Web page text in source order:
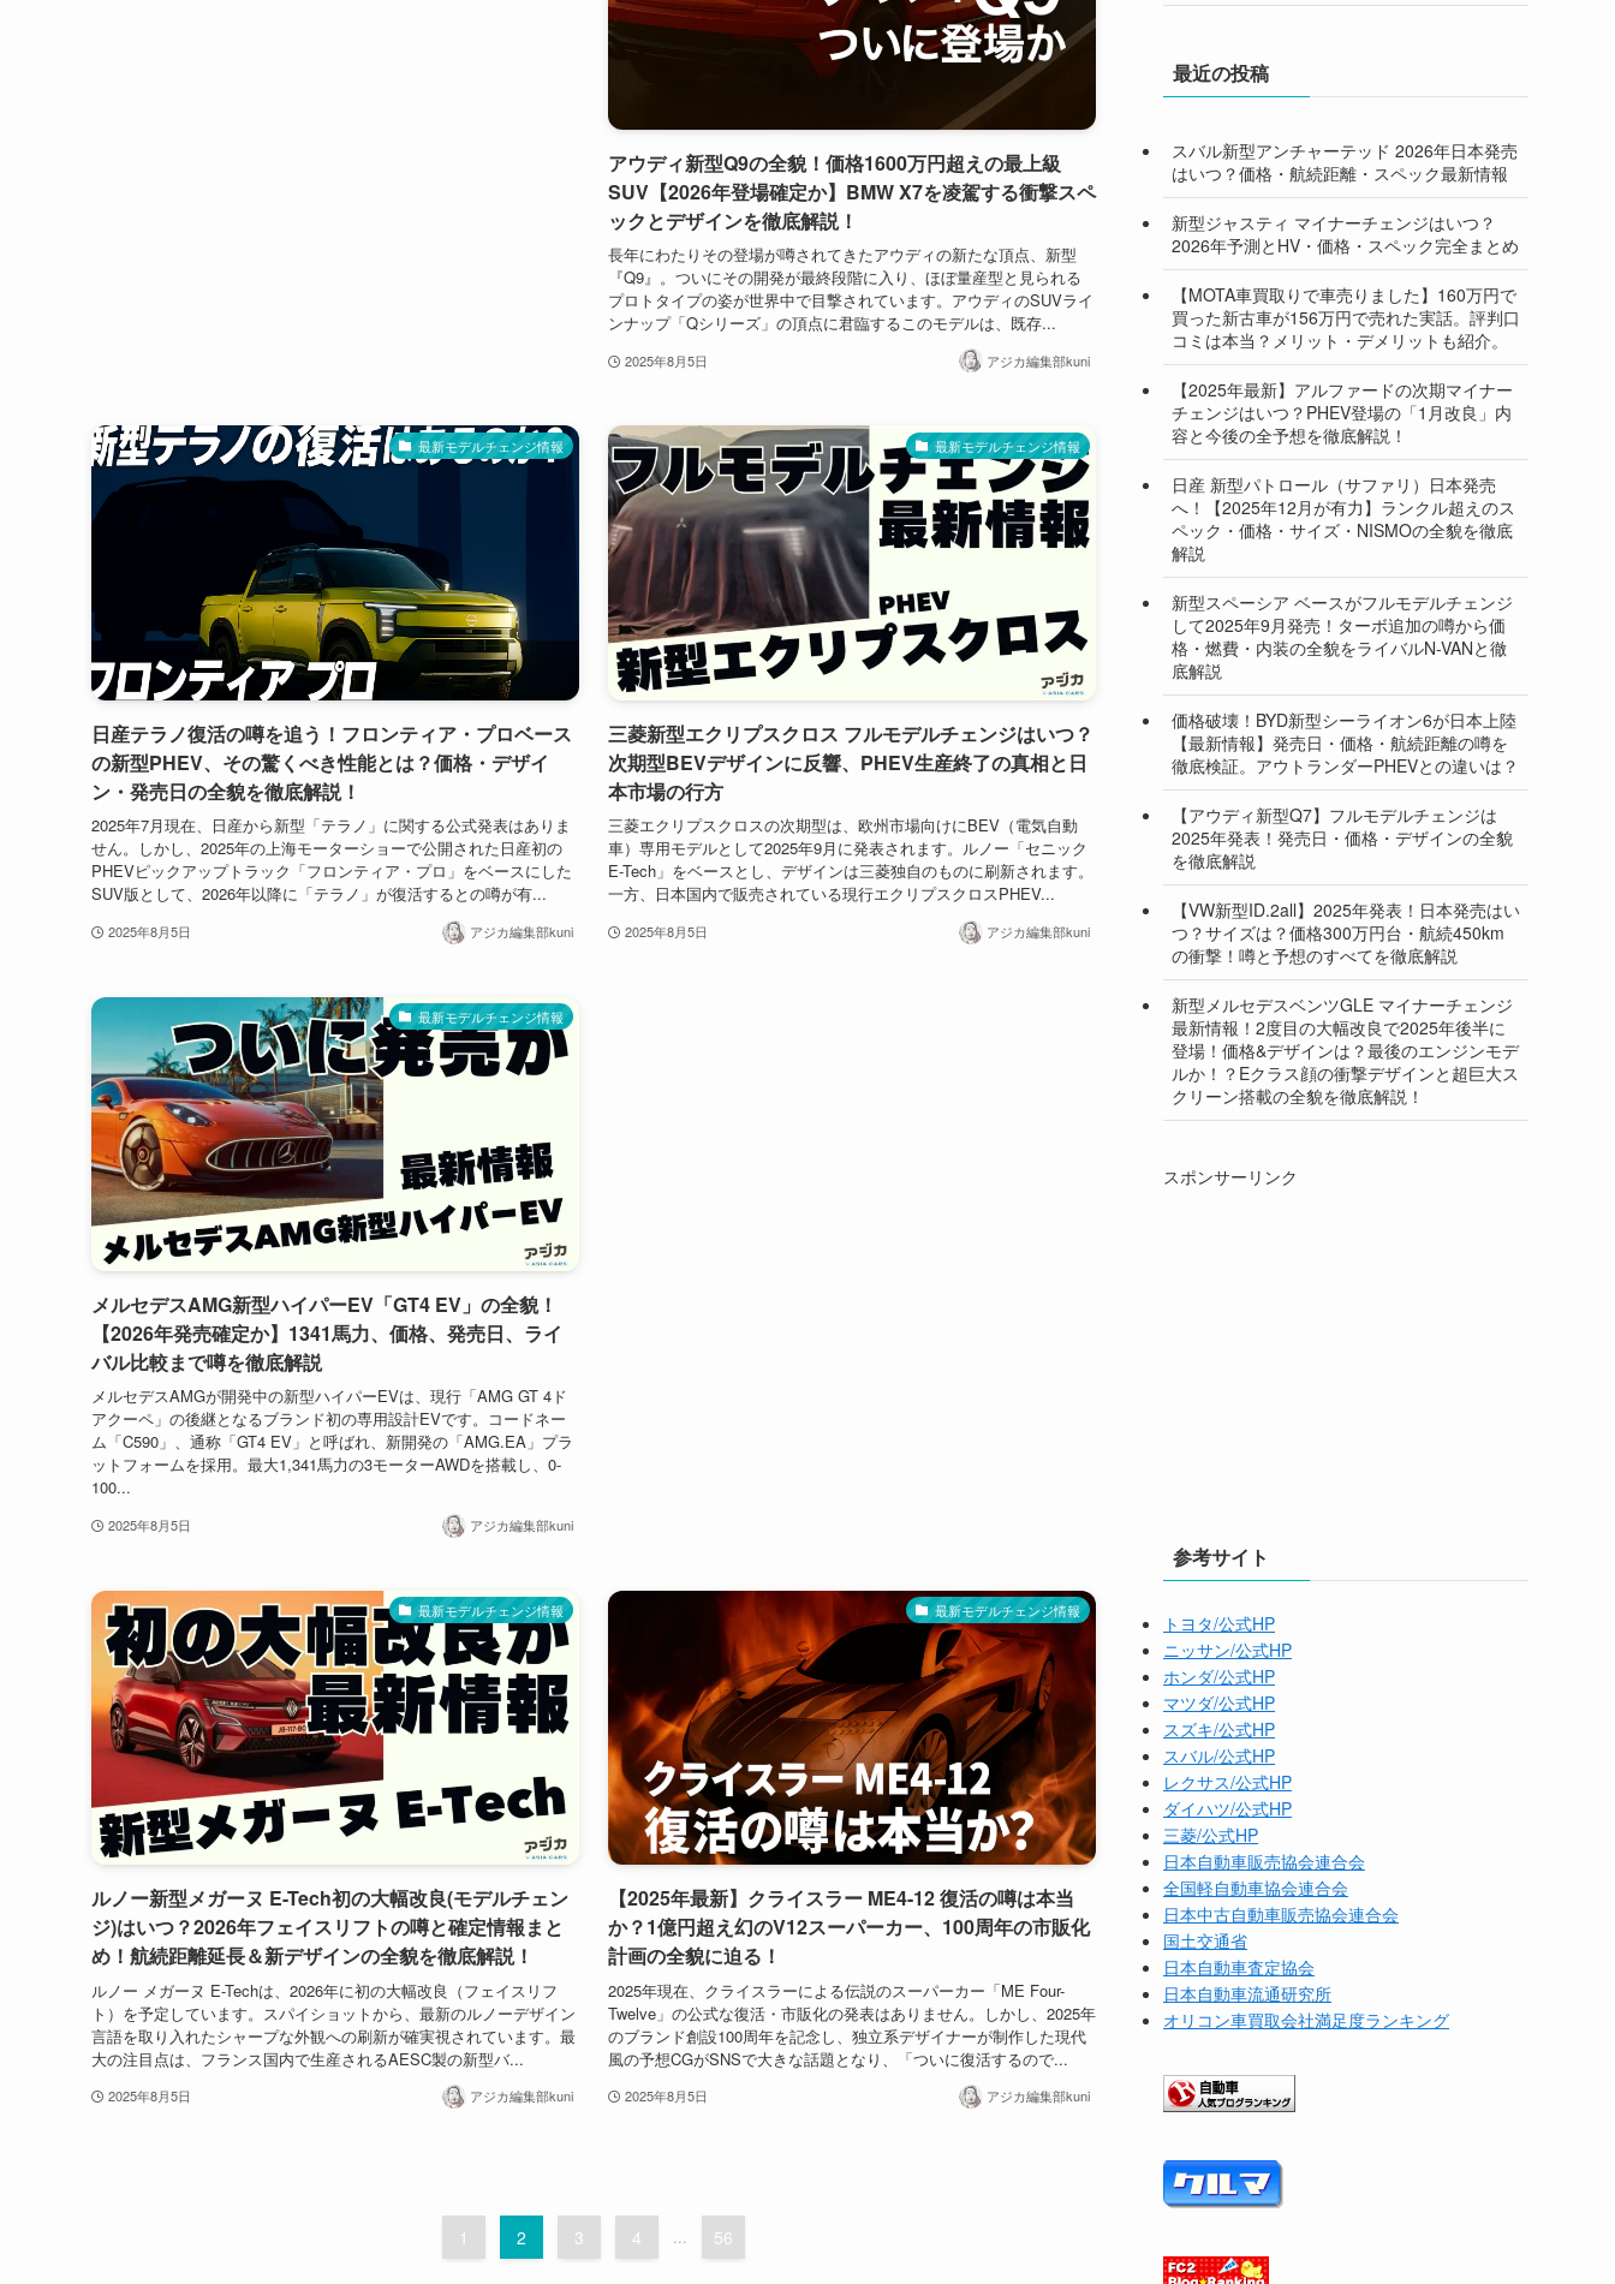
アウディ新型Q9の全貌！価格1600万円超えの最上級
SUV【2026年登場確定か】BMW X7を凌駕する衝撃スペ
ックとデザインを徹底解説！
長年にわたりその登場が噂されてきたアウディの新たな頂点、新型
『Q9』。ついにその開発が最終段階に入り、ほぼ量産型と見られる
プロトタイプの姿が世界中で目撃されています。アウディのSUVライ
ンナップ「Qシリーズ」の頂点に君臨するこのモデルは、既存...
2025年8月5日 アジカ編集部kuni
最新モデルチェンジ情報
日産テラノ復活の噂を追う！フロンティア・プロベース
の新型PHEV、その驚くべき性能とは？価格・デザイ
ン・発売日の全貌を徹底解説！
2025年7月現在、日産から新型「テラノ」に関する公式発表はありま
せん。しかし、2025年の上海モーターショーで公開された日産初の
PHEVピックアップトラック「フロンティア・プロ」をベースにした
SUV版として、2026年以降に「テラノ」が復活するとの噂が有...
2025年8月5日 アジカ編集部kuni
最新モデルチェンジ情報
三菱新型エクリプスクロス フルモデルチェンジはいつ？
次期型BEVデザインに反響、PHEV生産終了の真相と日
本市場の行方
三菱エクリプスクロスの次期型は、欧州市場向けにBEV（電気自動
車）専用モデルとして2025年9月に発表されます。ルノー「セニック
E-Tech」をベースとし、デザインは三菱独自のものに刷新されます。
一方、日本国内で販売されている現行エクリプスクロスPHEV...
2025年8月5日 アジカ編集部kuni
最新モデルチェンジ情報
メルセデスAMG新型ハイパーEV「GT4 EV」の全貌！
【2026年発売確定か】1341馬力、価格、発売日、ライ
バル比較まで噂を徹底解説
メルセデスAMGが開発中の新型ハイパーEVは、現行「AMG GT 4ド
アクーペ」の後継となるブランド初の専用設計EVです。コードネー
ム「C590」、通称「GT4 EV」と呼ばれ、新開発の「AMG.EA」プラ
ットフォームを採用。最大1,341馬力の3モーターAWDを搭載し、0-
100...
2025年8月5日 アジカ編集部kuni
最新モデルチェンジ情報
ルノー新型メガーヌ E-Tech初の大幅改良(モデルチェン
ジ)はいつ？2026年フェイスリフトの噂と確定情報まと
め！航続距離延長＆新デザインの全貌を徹底解説！
ルノー メガーヌ E-Techは、2026年に初の大幅改良（フェイスリフ
ト）を予定しています。スパイショットから、最新のルノーデザイン
言語を取り入れたシャープな外観への刷新が確実視されています。最
大の注目点は、フランス国内で生産されるAESC製の新型バ...
2025年8月5日 アジカ編集部kuni
最新モデルチェンジ情報
【2025年最新】クライスラー ME4-12 復活の噂は本当
か？1億円超え幻のV12スーパーカー、100周年の市販化
計画の全貌に迫る！
2025年現在、クライスラーによる伝説のスーパーカー「ME Four-
Twelve」の公式な復活・市販化の発表はありません。しかし、2025年
のブランド創設100周年を記念し、独立系デザイナーが制作した現代
風の予想CGがSNSで大きな話題となり、「ついに復活するので...
2025年8月5日 アジカ編集部kuni
1 2 3 4 ... 56
最近の投稿
スバル新型アンチャーテッド 2026年日本発売
はいつ？価格・航続距離・スペック最新情報
新型ジャスティ マイナーチェンジはいつ？
2026年予測とHV・価格・スペック完全まとめ
【MOTA車買取りで車売りました】160万円で
買った新古車が156万円で売れた実話。評判口
コミは本当？メリット・デメリットも紹介。
【2025年最新】アルファードの次期マイナー
チェンジはいつ？PHEV登場の「1月改良」内
容と今後の全予想を徹底解説！
日産 新型パトロール（サファリ）日本発売
へ！【2025年12月が有力】ランクル超えのス
ペック・価格・サイズ・NISMOの全貌を徹底
解説
新型スペーシア ベースがフルモデルチェンジ
して2025年9月発売！ターボ追加の噂から価
格・燃費・内装の全貌をライバルN-VANと徹
底解説
価格破壊！BYD新型シーライオン6が日本上陸
【最新情報】発売日・価格・航続距離の噂を
徹底検証。アウトランダーPHEVとの違いは？
【アウディ新型Q7】フルモデルチェンジは
2025年発表！発売日・価格・デザインの全貌
を徹底解説
【VW新型ID.2all】2025年発表！日本発売はい
つ？サイズは？価格300万円台・航続450km
の衝撃！噂と予想のすべてを徹底解説
新型メルセデスベンツGLE マイナーチェンジ
最新情報！2度目の大幅改良で2025年後半に
登場！価格&デザインは？最後のエンジンモデ
ルか！？Eクラス顔の衝撃デザインと超巨大ス
クリーン搭載の全貌を徹底解説！
スポンサーリンク
参考サイト
トヨタ/公式HP
ニッサン/公式HP
ホンダ/公式HP
マツダ/公式HP
スズキ/公式HP
スバル/公式HP
レクサス/公式HP
ダイハツ/公式HP
三菱/公式HP
日本自動車販売協会連合会
全国軽自動車協会連合会
日本中古自動車販売協会連合会
国土交通省
日本自動車査定協会
日本自動車流通研究所
オリコン車買取会社満足度ランキング